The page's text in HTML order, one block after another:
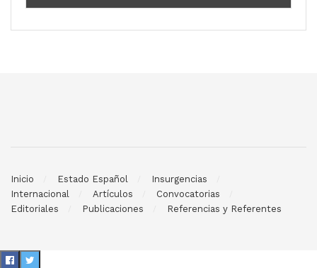
Inicio Estado Español
Insurgencias
Internacional
Artículos
Convocatorias
Editoriales
Publicaciones Referencias y Referentes